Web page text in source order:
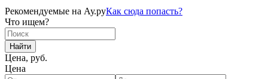
Рекомендуемые на Ау.руКак сюда попасть?
Что ищем?
Найти
Цена, руб.
Цена